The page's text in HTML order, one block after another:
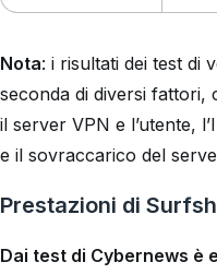
Nota: i risultati dei test di
seconda di diversi fattori,
il server VPN e l’utente,
e il sovraccarico del
Prestazioni di
Dai test di Cybernews è